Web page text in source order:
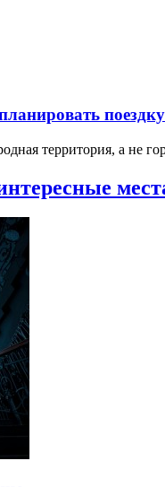
поездку
территория, а не